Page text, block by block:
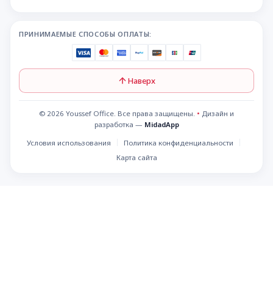
ПРИНИМАЕМЫЕ СПОСОБЫ ОПЛАТЫ:
Наверх
© 2026 Youssef Office. Все права защищены. • Дизайн и
разработка — MidadApp
Условия использования
Политика конфиденциальности
Карта сайта